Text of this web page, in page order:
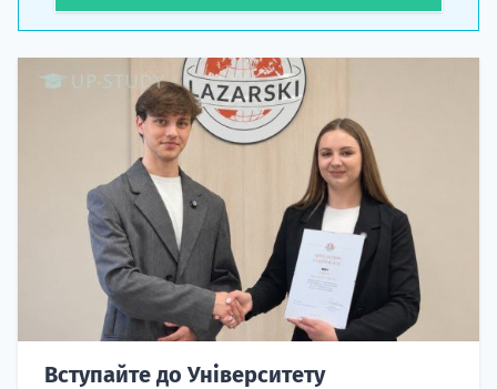
Вступайте до Університету